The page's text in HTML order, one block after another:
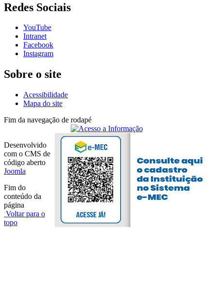
Redes Sociais
YouTube
Intranet
Facebook
Instagram
Sobre o site
Acessibilidade
Mapa do site
Fim da navegação de rodapé
Desenvolvido
com o CMS de
código aberto
Joomla
Fim do
conteúdo da
página
Voltar para o
topo